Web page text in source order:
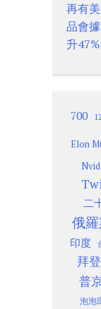
再有
品會
升
700
Elon
二
俄
印度
拜登
普
泡泡